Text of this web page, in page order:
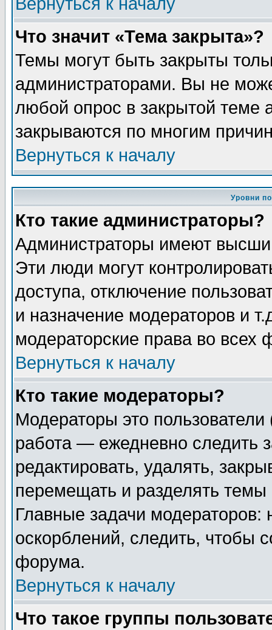
Что значит «Тема закрыта»?
Темы могут быть закрыты
администраторами. Вы не
любой опрос в закрытой теме
закрываются по многим
Вернуться к началу
Уровни
Кто такие администраторы?
Администраторы имеют
Эти люди могут
доступа, отключение
и назначение модераторов и
модераторские права во всех
Вернуться к началу
Кто такие модераторы?
Модераторы это
работа — ежедневно следить
редактировать, удалять,
перемещать и разделять
Главные задачи
оскорблений, следить, чтобы
форума.
Вернуться к началу
Что такое группы